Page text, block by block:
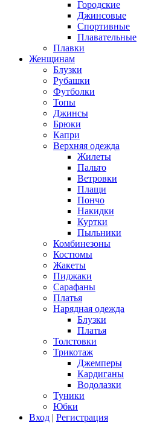
Городские
Джинсовые
Спортивные
Плавательные
Плавки
Женщинам
Блузки
Рубашки
Футболки
Топы
Джинсы
Брюки
Капри
Верхняя одежда
Жилеты
Пальто
Ветровки
Плащи
Пончо
Накидки
Куртки
Пыльники
Комбинезоны
Костюмы
Жакеты
Пиджаки
Сарафаны
Платья
Нарядная одежда
Блузки
Платья
Толстовки
Трикотаж
Джемперы
Кардиганы
Водолазки
Туники
Юбки
Вход | Регистрация